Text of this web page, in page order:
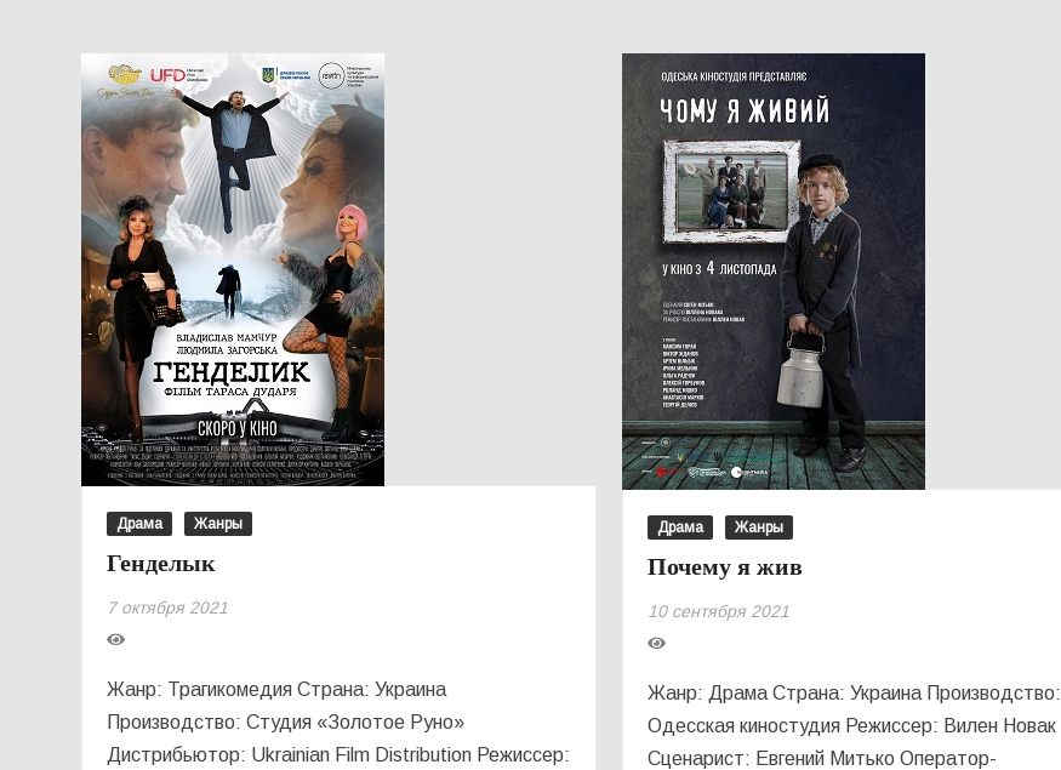
Драма Жанры
Генделык
7 октября 2021
Жанр: Трагикомедия Страна: Украина
Производство: Студия «Золотое Руно»
Дистрибьютор: Ukrainian Film Distribution Режиссер:
Драма Жанры
Почему я жив
10 сентября 2021
Жанр: Драма Страна: Украина Производство:
Одесская киностудия Режиссер: Вилен Новак
Сценарист: Евгений Митько Оператор-